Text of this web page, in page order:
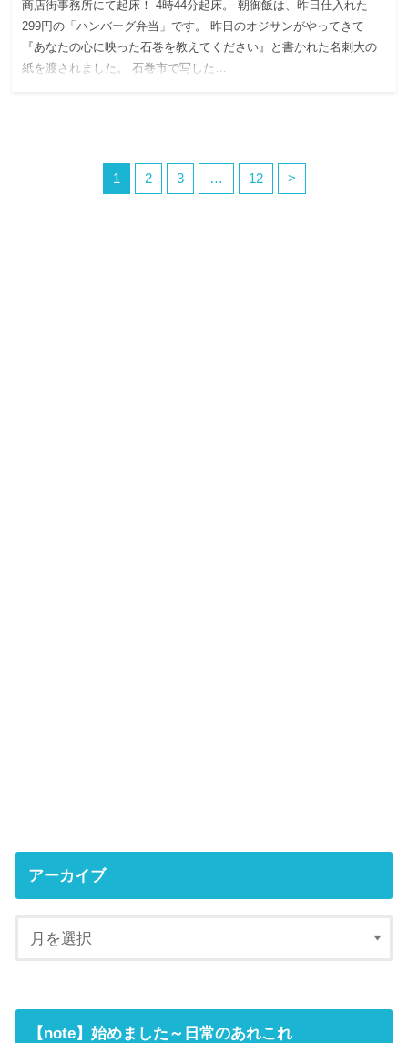
商店街事務所にて起床！ 4時44分起床。 朝御飯は、昨日仕入れた
299円の「ハンバーグ弁当」です。 昨日のオジサンがやってきて
『あなたの心に映った石巻を教えてください』と書かれた名刺大の
紙を渡されました。 石巻市で写した…
1 2 3 … 12 >
アーカイブ
【note】始めました～日常のあれこれ